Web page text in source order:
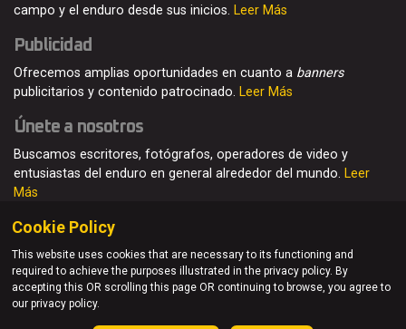
campo y el enduro desde sus inicios. Leer Más
Publicidad
Ofrecemos amplias oportunidades en cuanto a banners
publicitarios y contenido patrocinado. Leer Más
Únete a nosotros
Buscamos escritores, fotógrafos, operadores de video y
entusiastas del enduro en general alrededor del mundo. Leer
Más
© Enduro21 / Future7Media Limited. Todos los derechos
reservados
Quienes somos Contacto Únete Publicidad
Cookie Policy
This website uses cookies that are necessary to its functioning and
required to achieve the purposes illustrated in the privacy policy. By
accepting this OR scrolling this page OR continuing to browse, you agree to
our privacy policy.